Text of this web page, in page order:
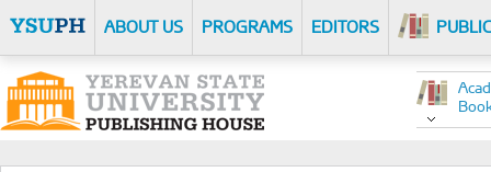
ABOUT US PROGRAMS EDITORS